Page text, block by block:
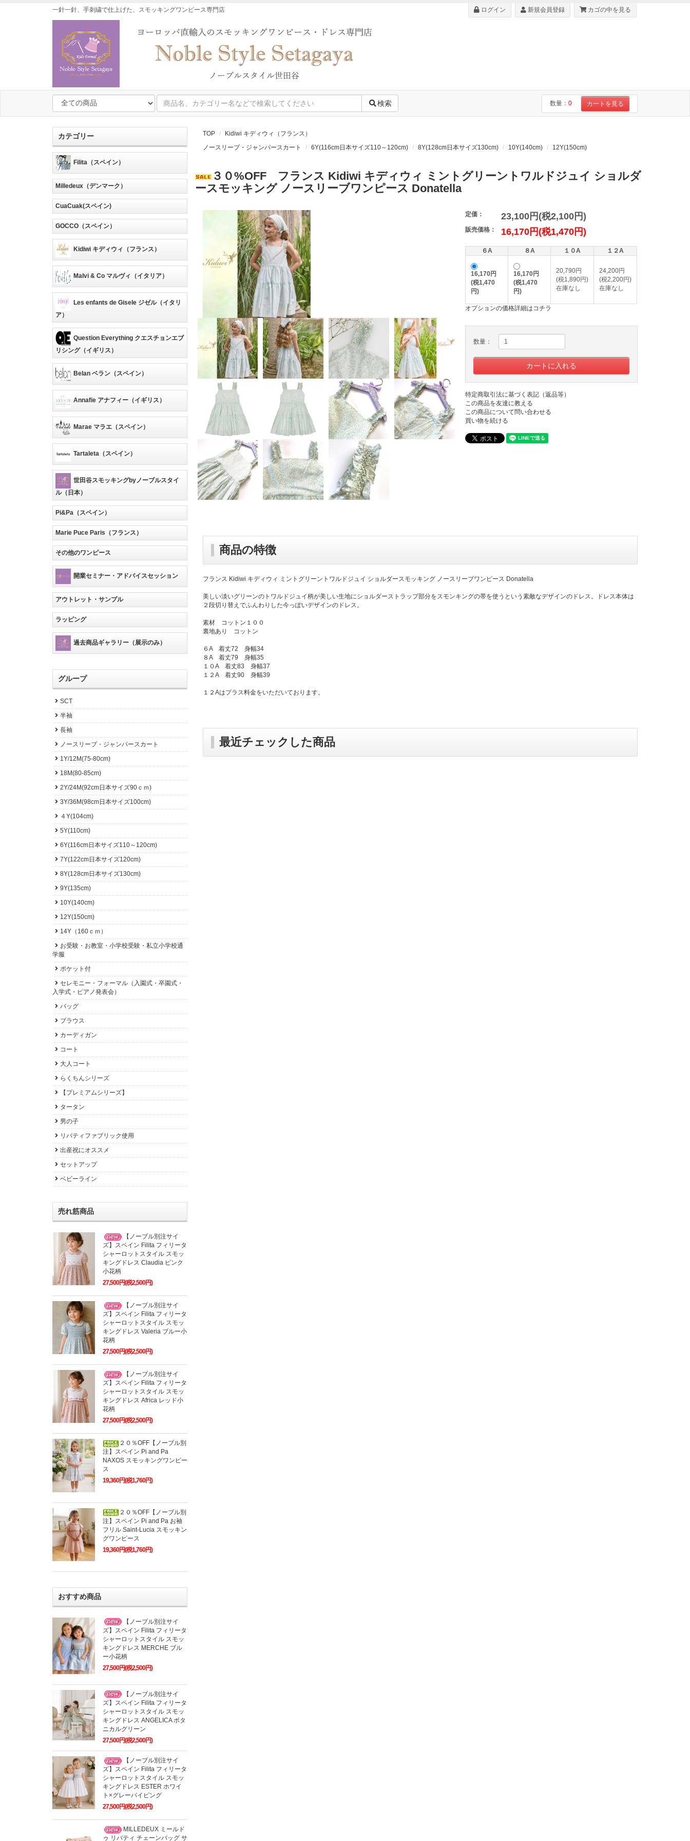
一針一針、手刺繍で仕上げた、スモッキングワンピース専門店 ログイン 新規会員登録 カゴの中を見る
検索 数量： 0 カートを見る
TOP
Kidiwi キディウィ（フランス）
ノースリーブ・ジャンパースカート
6Y(116cm日本サイズ110～120cm) 8Y(128cm日本サイズ130cm) 10Y(140cm) 12Y(150cm)
３０%OFF フランス Kidiwi キディウィ ミントグリーントワルドジュイ ショルダ
ースモッキング ノースリーブワンピース Donatella
定価： 23,100円(税2,100円)
販売価格： 16,170円(税1,470円)
６A ８A １０A １２A
16,170円
(税1,470
円)
16,170円
(税1,470
円)
20,790円
(税1,890円)
在庫なし
24,200円
(税2,200円)
在庫なし
オプションの価格詳細はコチラ
数量：
特定商取引法に基づく表記（返品等）
この商品を友達に教える
この商品について問い合わせる
買い物を続ける
商品の特徴
フランス Kidiwi キディウィ ミントグリーントワルドジュイ ショルダースモッキング ノースリーブワンピース Donatella
美しい淡いグリーンのトワルドジュイ柄が美しい生地にショルダーストラップ部分をスモンキングの帯を使うという素敵なデザインのドレス。ドレス本体は
２段切り替えでふんわりした今っぽいデザインのドレス。
素材 コットン１００
裏地あり コットン
６A 着丈72 身幅34
８A 着丈79 身幅35
１０A 着丈83 身幅37
１２A 着丈90 身幅39
１２Aはプラス料金をいただいております。
最近チェックした商品
カテゴリー
Filita（スペイン）
Milledeux（デンマーク）
CuaCuak(スペイン)
GOCCO（スペイン）
Kidiwi キディウィ（フランス）
Malvi & Co マルヴィ（イタリア）
Les enfants de Gisele ジゼル（イタリ
ア）
Question Everything クエスチョンエブ
リシング（イギリス）
Belan ベラン（スペイン）
Annafie アナフィー（イギリス）
Marae マラエ（スペイン）
Tartaleta（スペイン）
世田谷スモッキングbyノーブルスタイ
ル（日本）
Pi&Pa（スペイン）
Marie Puce Paris（フランス）
その他のワンピース
開業セミナー・アドバイスセッション
アウトレット・サンプル
ラッピング
過去商品ギャラリー（展示のみ）
グループ
SCT
半袖
長袖
ノースリーブ・ジャンパースカート
1Y/12M(75-80cm)
18M(80-85cm)
2Y/24M(92cm日本サイズ90ｃｍ)
3Y/36M(98cm日本サイズ100cm)
４Y(104cm)
5Y(110cm)
6Y(116cm日本サイズ110～120cm)
7Y(122cm日本サイズ120cm)
8Y(128cm日本サイズ130cm)
9Y(135cm)
10Y(140cm)
12Y(150cm)
14Y（160ｃｍ）
お受験・お教室・小学校受験・私立小学校通
学服
ポケット付
セレモニー・フォーマル（入園式・卒園式・
入学式・ピアノ発表会）
バッグ
ブラウス
カーディガン
コート
大人コート
らくちんシリーズ
【プレミアムシリーズ】
タータン
男の子
リバティファブリック使用
出産祝にオススメ
セットアップ
ベビーライン
売れ筋商品
【ノーブル別注サイ
ズ】スペイン Filita フィリータ
シャーロットスタイル スモッ
キングドレス Claudia ピンク
小花柄
27,500円(税2,500円)
【ノーブル別注サイ
ズ】スペイン Filita フィリータ
シャーロットスタイル スモッ
キングドレス Valeria ブルー小
花柄
27,500円(税2,500円)
【ノーブル別注サイ
ズ】スペイン Filita フィリータ
シャーロットスタイル スモッ
キングドレス Africa レッド小
花柄
27,500円(税2,500円)
２０％OFF【ノーブル別
注】スペイン Pi and Pa
NAXOS スモッキングワンピー
ス
19,360円(税1,760円)
２０％OFF【ノーブル別
注】スペイン Pi and Pa お袖
フリル Saint-Lucia スモッキン
グワンピース
19,360円(税1,760円)
おすすめ商品
【ノーブル別注サイ
ズ】スペイン Filita フィリータ
シャーロットスタイル スモッ
キングドレス MERCHE ブル
ー小花柄
27,500円(税2,500円)
【ノーブル別注サイ
ズ】スペイン Filita フィリータ
シャーロットスタイル スモッ
キングドレス ANGELICA ボタ
ニカルグリーン
27,500円(税2,500円)
【ノーブル別注サイ
ズ】スペイン Filita フィリータ
シャーロットスタイル スモッ
キングドレス ESTER ホワイ
ト×グレーパイピング
27,500円(税2,500円)
MILLEDEUX ミールド
ゥ リバティ チェーンバッグ サ